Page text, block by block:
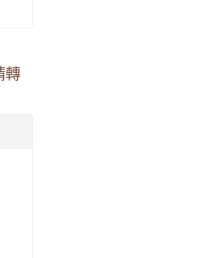
轉